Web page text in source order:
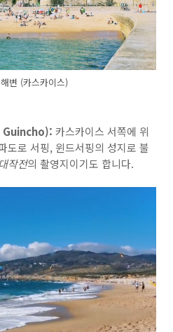
변 (카스카이스)
Guincho): 카스카이스 서쪽에 위
도로 서핑, 윈드서핑의 성지로 불
작전의 촬영지이기도 합니다.